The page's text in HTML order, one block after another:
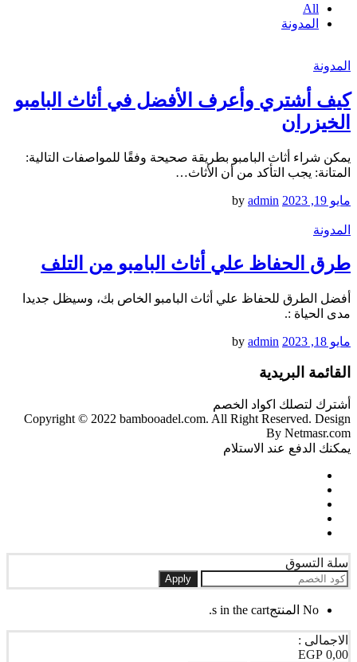
All
المدونة
المدونة
كيف أشتري وأعرف الأفضل في أثاث البامبو
الخيزران
يمكن شراء أثاث البامبو بطريقة صحيحة وفقًا للمواصفات التالية:
المتانة: يجب التأكد من أن الأثاث…
مايو 19, 2023 admin
المدونة
طرق الحفاظ علي أثاث البامبو من التلف
أفضل الطرق للحفاظ علي أثاث البامبو الخاص بك، وسيظل جديدا
مدى الحياة :.
مايو 18, 2023 admin
القائمة البريدية
أشترك لتصلك اكواد الخصم
Copyright © 2022 bambooadel.com. All Right Reserved. Design
By Netmasr.com
يمكنك الدفع عند الاستلام
سلة التسوق
Apply
No المنتجs in the cart.
الاجمالى :
0,00
EGP